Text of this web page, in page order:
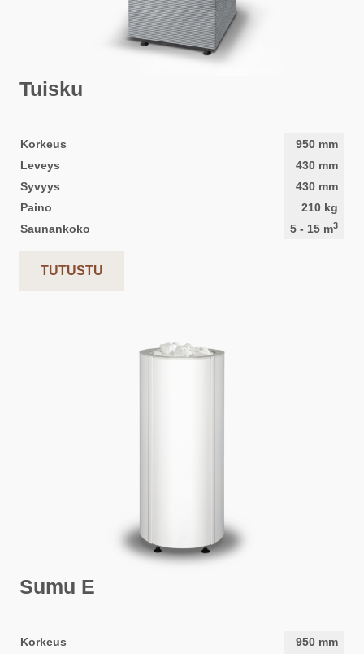
Tuisku
Korkeus 950 mm
Leveys
430 mm
Syvyys
430 mm
Paino
210 kg
Saunankoko
5 - 15 m3
TUTUSTU
Sumu E
Korkeus 950 mm